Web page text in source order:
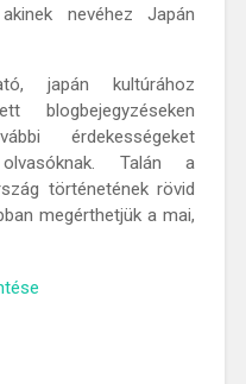
nevéhez Japán
japán kultúrához
blogbejegyzéseken
érdekességeket
Talán a
történetének rövid
megérthetjük a mai,